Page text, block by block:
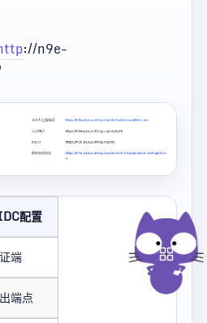
://n9e-
配置
端
端点